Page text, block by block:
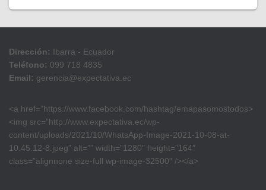
Dirección: Ibarra - Ecuador
Teléfono: 099 718 4835
Email: gerencia@expectativa.ec
<a href=”https://www.facebook.com/hashtag/emapasomostodos>
<img src=”http://www.expectativa.ec/wp-
content/uploads/2021/10/WhatsApp-Image-2021-10-08-at-
10.45.12-8.jpeg” alt=”” width=”1280″ height=”164″
class=”alignnone size-full wp-image-32500″ /></a>